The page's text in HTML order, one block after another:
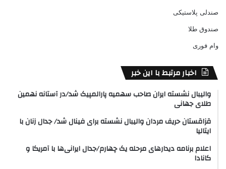
صندلی پلاستیکی
صندوق طلا
وام فوری
اخبار مرتبط با این خبر
والیبال نشسته ایران صاحب سهمیه پارالمپیک شد/در آستانه نهمین
طلای جهانی
قزاقستان حریف مردان والیبال نشسته برای فینال شد/ جدال زنان با
ایتالیا
اعلام برنامه دیدارهای مرحله یک چهارم/جدال ایرانی‌ها با آمریکا و
کانادا